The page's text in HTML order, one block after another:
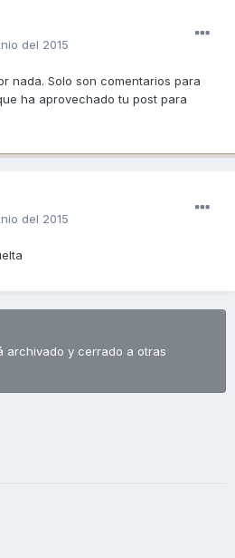
del 2015
nada. Solo son comentarios para
ha aprovechado tu post para
del 2015
archivado y cerrado a otras